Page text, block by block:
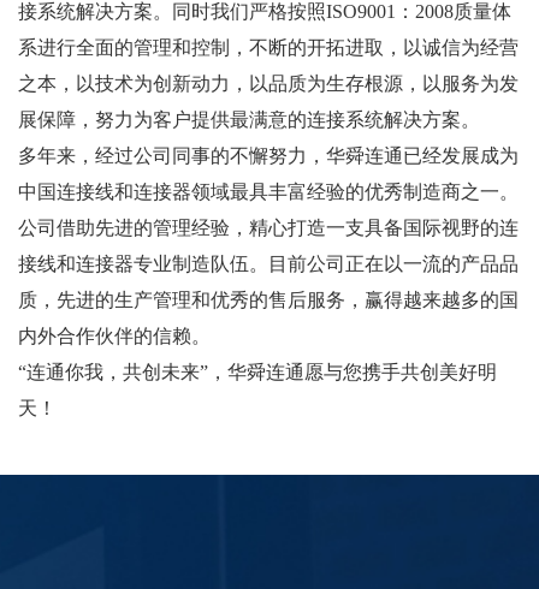
接系统解决方案。同时我们严格按照ISO9001：2008质量体
系进行全面的管理和控制，不断的开拓进取，以诚信为经营
之本，以技术为创新动力，以品质为生存根源，以服务为发
展保障，努力为客户提供最满意的连接系统解决方案。
多年来，经过公司同事的不懈努力，华舜连通已经发展成为
中国连接线和连接器领域最具丰富经验的优秀制造商之一。
公司借助先进的管理经验，精心打造一支具备国际视野的连
接线和连接器专业制造队伍。目前公司正在以一流的产品品
质，先进的生产管理和优秀的售后服务，赢得越来越多的国
内外合作伙伴的信赖。
“连通你我，共创未来”，华舜连通愿与您携手共创美好明
天！